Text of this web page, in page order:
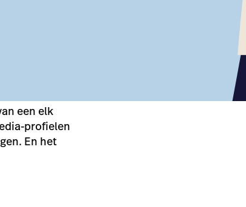
een elk
profielen
En het